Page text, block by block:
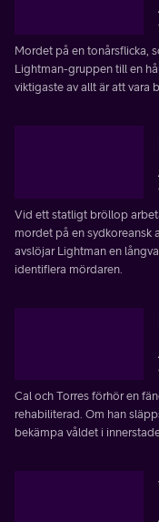
Mordet på en tonårsflicka,
Lightman-gruppen till en
viktigaste av allt är att vara
Vid ett statligt bröllop
mordet på en sydkoreansk
avslöjar Lightman en
identifiera mördaren.
Cal och Torres förhör en
rehabiliterad. Om han
bekämpa våldet i